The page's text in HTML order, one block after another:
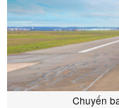
Chuyến